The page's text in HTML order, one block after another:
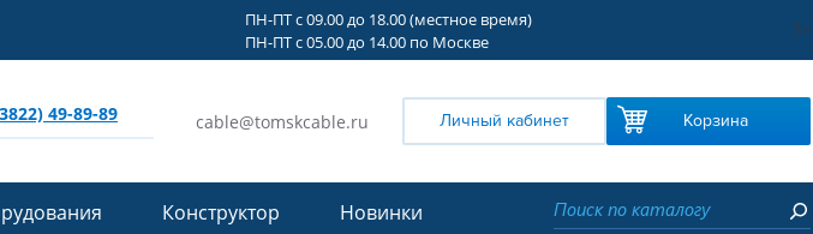
ПН-ПТ с 09.00 до 18.00 (местное время)
ПН-ПТ с 05.00 до 14.00 по Москве
?>
49-89-89 cable@tomskcable.ru Личный кабинет Корзина
Конструктор Новинки